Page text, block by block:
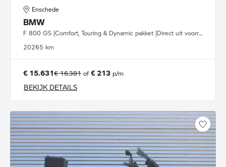
Enschede
BMW
F 800 GS |Comfort, Touring & Dynamic pakket |Direct uit voorraad leverbaar
20265 km
€ 15.631€ 16.381 of € 213 p/m
BEKIJK DETAILS